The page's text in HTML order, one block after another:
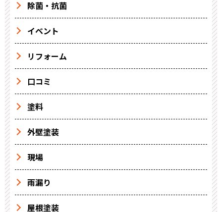
除菌・抗菌
イベント
リフォーム
口コミ
塗料
外壁塗装
現場
雨漏り
屋根塗装